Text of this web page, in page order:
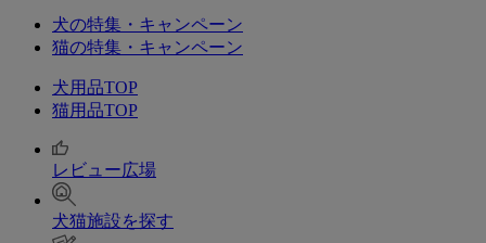
犬の特集・キャンペーン
猫の特集・キャンペーン
犬用品TOP
猫用品TOP
レビュー広場
犬猫施設を探す